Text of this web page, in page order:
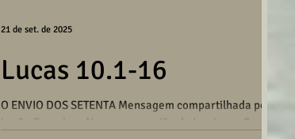
Lucas 10.1-16
O ENVIO DOS SETENTA Mensagem compartilhada pelo
irmão Francisco Nunes na reunião da Igreja em Santo
21 de set. de 2025